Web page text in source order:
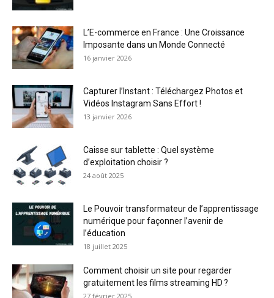
L’E-commerce en France : Une Croissance
Imposante dans un Monde Connecté
16 janvier 2026
Capturer l’Instant : Téléchargez Photos et
Vidéos Instagram Sans Effort !
13 janvier 2026
Caisse sur tablette : Quel système
d’exploitation choisir ?
24 août 2025
Le Pouvoir transformateur de l’apprentissage
numérique pour façonner l’avenir de
l’éducation
18 juillet 2025
Comment choisir un site pour regarder
gratuitement les films streaming HD ?
27 février 2025